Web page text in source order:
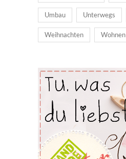
Umbau Unterwegs
Weihnachten Wohnen